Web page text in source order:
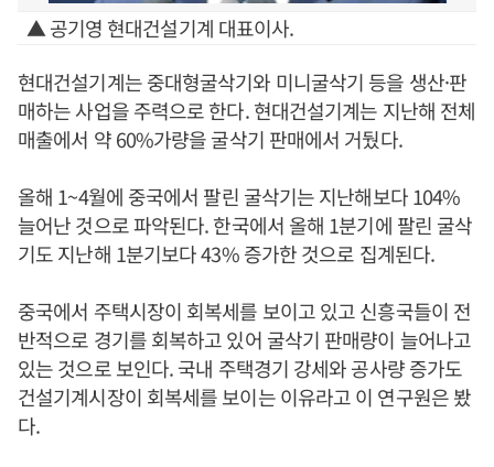
▲ 공기영 현대건설기계 대표이사.
현대건설기계는 중대형굴삭기와 미니굴삭기 등을 생산·판
매하는 사업을 주력으로 한다. 현대건설기계는 지난해 전체
매출에서 약 60%가량을 굴삭기 판매에서 거뒀다.
올해 1~4월에 중국에서 팔린 굴삭기는 지난해보다 104%
늘어난 것으로 파악된다. 한국에서 올해 1분기에 팔린 굴삭
기도 지난해 1분기보다 43% 증가한 것으로 집계된다.
중국에서 주택시장이 회복세를 보이고 있고 신흥국들이 전
반적으로 경기를 회복하고 있어 굴삭기 판매량이 늘어나고
있는 것으로 보인다. 국내 주택경기 강세와 공사량 증가도
건설기계시장이 회복세를 보이는 이유라고 이 연구원은 봤
다.